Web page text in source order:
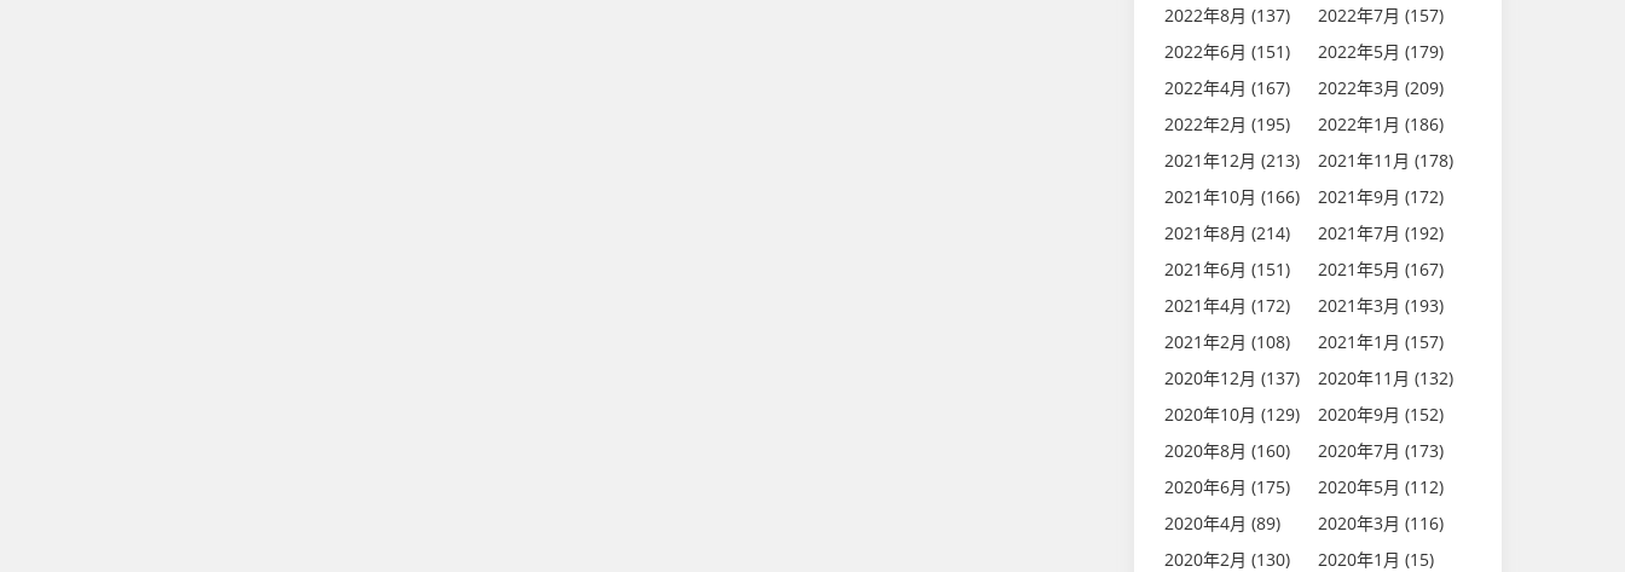
2022年8月 (137)
2022年7月 (157)
2022年6月 (151)
2022年5月 (179)
2022年4月 (167)
2022年3月 (209)
2022年2月 (195)
2022年1月 (186)
2021年12月 (213)
2021年11月 (178)
2021年10月 (166)
2021年9月 (172)
2021年8月 (214)
2021年7月 (192)
2021年6月 (151)
2021年5月 (167)
2021年4月 (172)
2021年3月 (193)
2021年2月 (108)
2021年1月 (157)
2020年12月 (137)
2020年11月 (132)
2020年10月 (129)
2020年9月 (152)
2020年8月 (160)
2020年7月 (173)
2020年6月 (175)
2020年5月 (112)
2020年4月 (89)
2020年3月 (116)
2020年2月 (130)
2020年1月 (15)